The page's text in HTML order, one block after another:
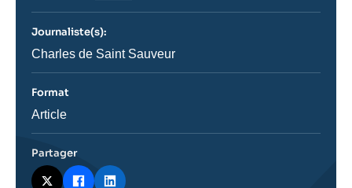
journal,
ou
émission
Journaliste(s):
Journaliste
Charles de Saint Sauveur
Format
Catégorie
Article
Partager